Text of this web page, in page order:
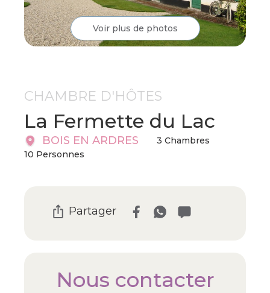
Voir plus de photos
CHAMBRE D'HÔTES
La Fermette du Lac
BOIS EN ARDRES
3 Chambres
10 Personnes
Partager
Nous contacter